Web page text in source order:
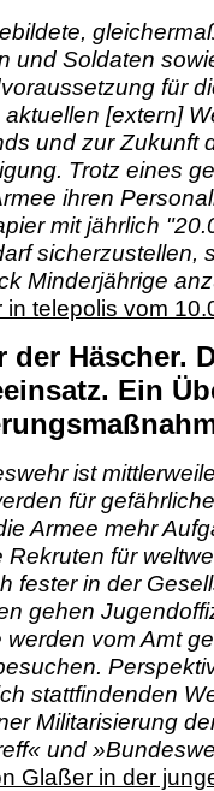
und Soldaten
für
[extern]
und zur Zukunft
Trotz eines
ihren
mit jährlich
sicherzustellen,
Minderjährige
in telepolis vom
der Häscher.
Ein
ist
für
Armee mehr
Rekruten für
fester in der
gehen
werden vom Amt
stattfindenden
Militarisierung
und
Glaßer in der